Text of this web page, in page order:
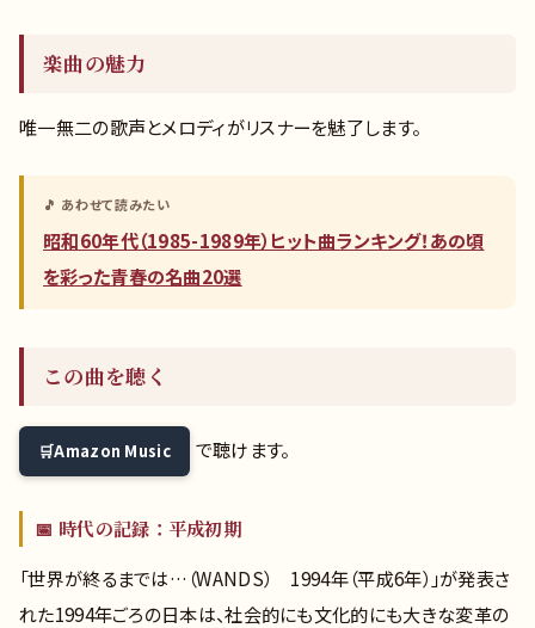
楽曲の魅力
唯一無二の歌声とメロディがリスナーを魅了します。
🎵 あわせて読みたい
昭和60年代（1985-1989年）ヒット曲ランキング！あの頃
を彩った青春の名曲20選
この曲を聴く
Amazon Music で聴けます。
📅 時代の記録：平成初期
「世界が終るまでは…（WANDS） 1994年（平成6年）」が発表さ
れた1994年ごろの日本は、社会的にも文化的にも大きな変革の